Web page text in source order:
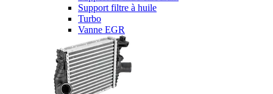
Support filtre à huile
Turbo
Vanne EGR